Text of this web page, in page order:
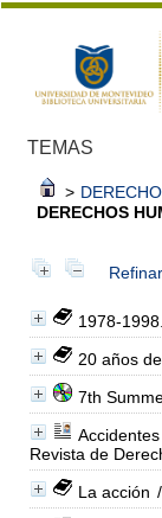
TEMAS
>
DERECHOS
1978-1998.
20 años
7th
Revista de
La acción